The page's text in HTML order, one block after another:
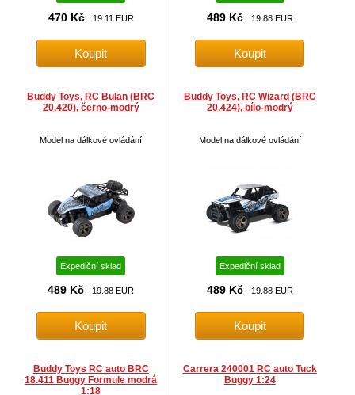
470 Kč 19.11 EUR 489 Kč 19.88 EUR
Buddy Toys, RC Bulan (BRC
20.420), černo-modrý
Model na dálkové ovládání
Expediční sklad
489 Kč 19.88 EUR
Buddy Toys, RC Wizard (BRC
20.424), bílo-modrý
Model na dálkové ovládání
Expediční sklad
489 Kč 19.88 EUR
Buddy Toys RC auto BRC
18.411 Buggy Formule modrá
1:18
Carrera 240001 RC auto Tuck
Buggy 1:24